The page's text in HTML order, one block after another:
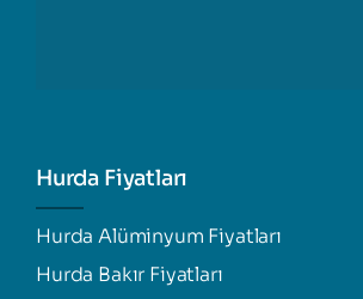
Hurda Fiyatları
Hurda Alüminyum Fiyatları
Hurda Bakır Fiyatları